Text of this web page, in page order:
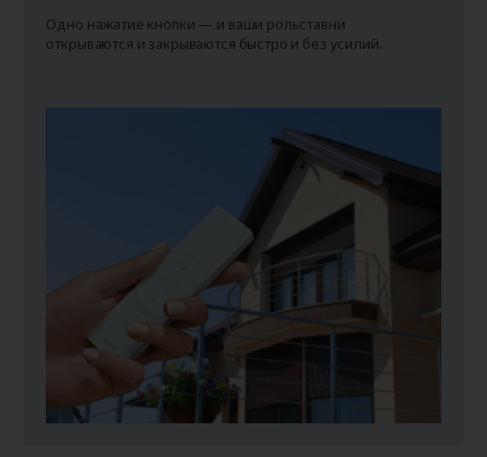
Одно нажатие кнопки — и ваши рольставни
открываются и закрываются быстро и без усилий.